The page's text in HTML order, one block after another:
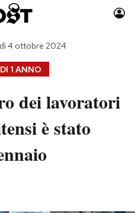
Auto
Moda
Consumismi
Storie/Idee
1 ANNO
4 ottobre 2024
dei lavoratori
è stato